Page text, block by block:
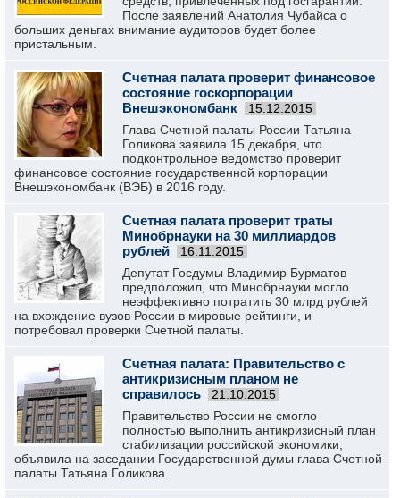
После заявлений Анатолия Чубайса о
больших деньгах внимание аудиторов будет более
пристальным.
Счетная палата проверит финансовое
состояние госкорпорации
Внешэкономбанк
15.12.2015
Глава Счетной палаты России Татьяна
Голикова заявила 15 декабря, что
подконтрольное ведомство проверит
финансовое состояние государственной корпорации
Внешэкономбанк (ВЭБ) в 2016 году.
Счетная палата проверит траты
Минобрнауки на 30 миллиардов
рублей
16.11.2015
Депутат Госдумы Владимир Бурматов
предположил, что Минобрнауки могло
неэффективно потратить 30 млрд рублей
на вхождение вузов России в мировые рейтинги, и
потребовал проверки Счетной палаты.
Счетная палата: Правительство с
антикризисным планом не
справилось
21.10.2015
Правительство России не смогло
полностью выполнить антикризисный план
стабилизации российской экономики,
объявила на заседании Государственной думы глава Счетной
палаты Татьяна Голикова.